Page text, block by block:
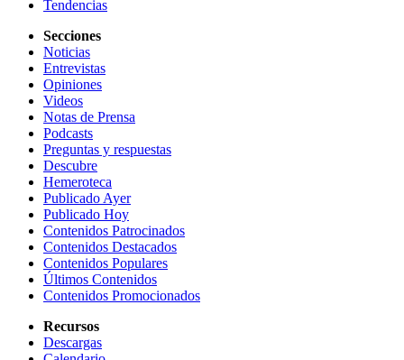
Tendencias
Secciones
Noticias
Entrevistas
Opiniones
Videos
Notas de Prensa
Podcasts
Preguntas y respuestas
Descubre
Hemeroteca
Publicado Ayer
Publicado Hoy
Contenidos Patrocinados
Contenidos Destacados
Contenidos Populares
Últimos Contenidos
Contenidos Promocionados
Recursos
Descargas